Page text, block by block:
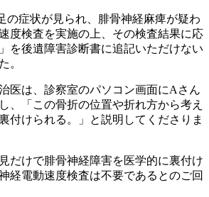
の症状が見られ、腓骨神経麻痺が疑わ
度検査を実施の上、その検査結果に応
を後遺障害診断書に追記いただけない
。
医は、診察室のパソコン画面にAさん
、「この骨折の位置や折れ方から考え
付けられる。」と説明してくださりま
だけで腓骨神経障害を医学的に裏付け
経電動速度検査は不要であるとのご回